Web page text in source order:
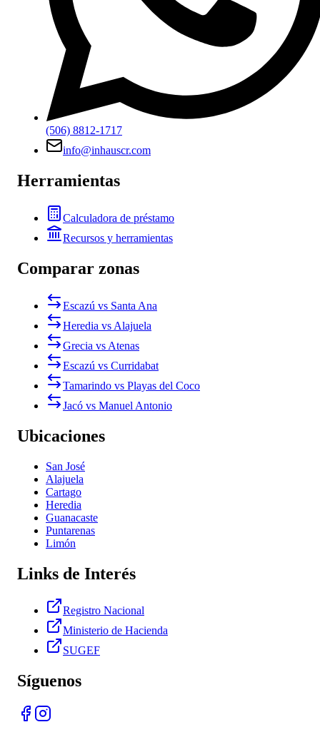
(506) 8812-1717
info@inhauscr.com
Herramientas
Calculadora de préstamo
Recursos y herramientas
Comparar zonas
Escazú vs Santa Ana
Heredia vs Alajuela
Grecia vs Atenas
Escazú vs Curridabat
Tamarindo vs Playas del Coco
Jacó vs Manuel Antonio
Ubicaciones
San José
Alajuela
Cartago
Heredia
Guanacaste
Puntarenas
Limón
Links de Interés
Registro Nacional
Ministerio de Hacienda
SUGEF
Síguenos